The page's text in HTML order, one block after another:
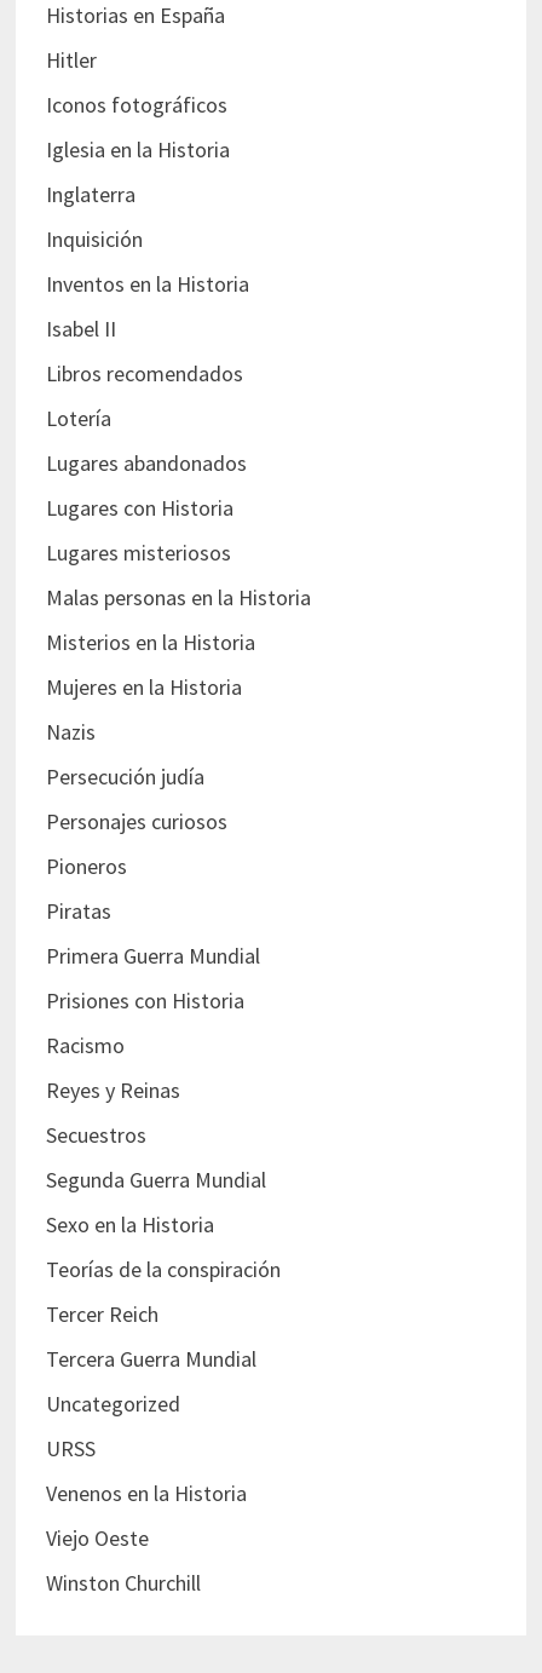
Historias en España
Hitler
Iconos fotográficos
Iglesia en la Historia
Inglaterra
Inquisición
Inventos en la Historia
Isabel II
Libros recomendados
Lotería
Lugares abandonados
Lugares con Historia
Lugares misteriosos
Malas personas en la Historia
Misterios en la Historia
Mujeres en la Historia
Nazis
Persecución judía
Personajes curiosos
Pioneros
Piratas
Primera Guerra Mundial
Prisiones con Historia
Racismo
Reyes y Reinas
Secuestros
Segunda Guerra Mundial
Sexo en la Historia
Teorías de la conspiración
Tercer Reich
Tercera Guerra Mundial
Uncategorized
URSS
Venenos en la Historia
Viejo Oeste
Winston Churchill